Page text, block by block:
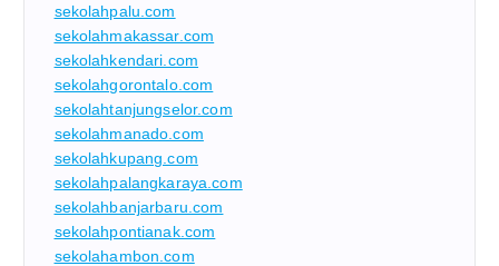
sekolahpalu.com
sekolahmakassar.com
sekolahkendari.com
sekolahgorontalo.com
sekolahtanjungselor.com
sekolahmanado.com
sekolahkupang.com
sekolahpalangkaraya.com
sekolahbanjarbaru.com
sekolahpontianak.com
sekolahambon.com